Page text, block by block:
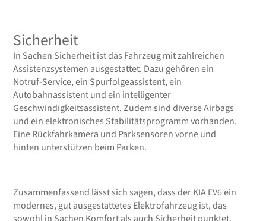
Sicherheit
In Sachen Sicherheit ist das Fahrzeug mit zahlreichen
Assistenzsystemen ausgestattet. Dazu gehören ein
Notruf-Service, ein Spurfolgeassistent, ein
Autobahnassistent und ein intelligenter
Geschwindigkeitsassistent. Zudem sind diverse Airbags
und ein elektronisches Stabilitätsprogramm vorhanden.
Eine Rückfahrkamera und Parksensoren vorne und
hinten unterstützen beim Parken.
Zusammenfassend lässt sich sagen, dass der KIA EV6 ein
modernes, gut ausgestattetes Elektrofahrzeug ist, das